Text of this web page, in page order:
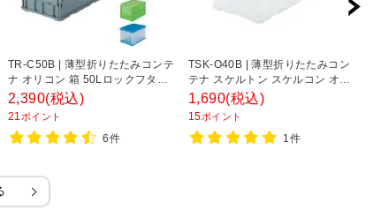
TR-C50B | 薄型折りたたみコンテ
ナ オリコン 箱 50Lロックフタ付
収納ボックス コンテナボックス
トラスコ中山 (TRUSCO)
2,390(税込)
21 ポイント
6件
TSK-O40B | 薄型折りたたみコン
テナ スケルトン スケルコン オリ
コン 箱 40L 透明 トラスコ中山
(TRUSCO) / 344-9483
1,690(税込)
15ポイント
1件